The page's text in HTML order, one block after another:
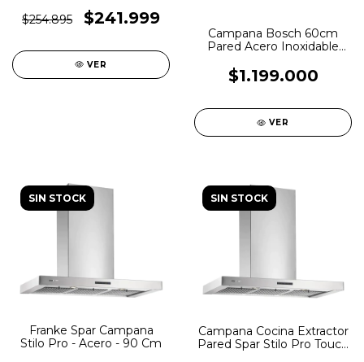
$254.895
$241.999
VER
Campana Bosch 60cm
Pared Acero Inoxidable
$1.199.000
VER
SIN STOCK
Franke Spar Campana
Stilo Pro - Acero - 90 Cm
SIN STOCK
Campana Cocina Extractor
Pared Spar Stilo Pro Touch